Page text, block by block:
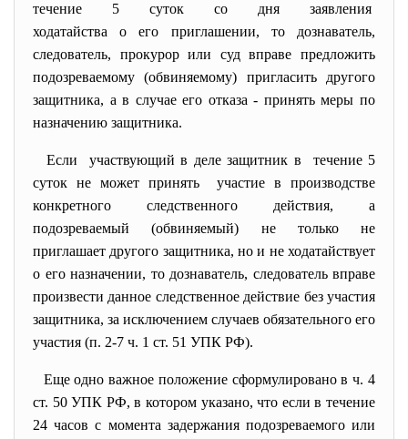
течение 5 суток со дня заявления
ходатайства о его приглашении, то дознаватель,
следователь, прокурор или суд вправе предложить
подозреваемому (обвиняемому) пригласить другого
защитника, а в случае его отказа - принять меры по
назначению защитника.
Если участвующий в деле защитник в течение 5
суток не может принять участие в производстве
конкретного следственного действия, а
подозреваемый (обвиняемый) не только не
приглашает другого защитника, но и не ходатайствует
о его назначении, то дознаватель, следователь вправе
произвести данное следственное действие без участия
защитника, за исключением случаев обязательного его
участия (п. 2-7 ч. 1 ст. 51 УПК РФ).
Еще одно важное положение сформулировано в ч. 4
ст. 50 УПК РФ, в котором указано, что если в течение
24 часов с момента задержания подозреваемого или